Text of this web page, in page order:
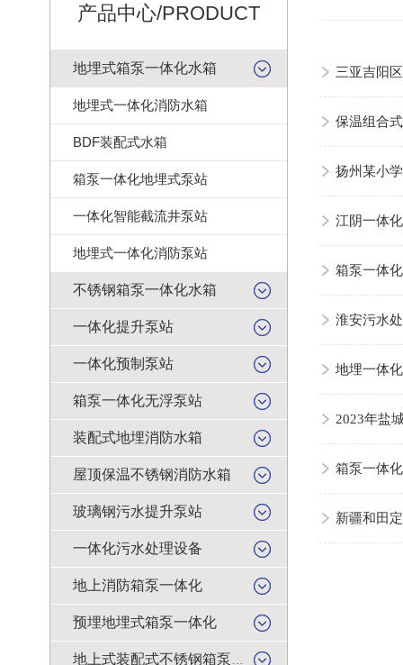
产品中心/PRODUCT
地埋式箱泵一体化水箱
地埋式一体化消防水箱
BDF装配式水箱
箱泵一体化地埋式泵站
一体化智能截流井泵站
地埋式一体化消防泵站
不锈钢箱泵一体化水箱
一体化提升泵站
一体化预制泵站
箱泵一体化无浮泵站
装配式地埋消防水箱
屋顶保温不锈钢消防水箱
玻璃钢污水提升泵站
一体化污水处理设备
地上消防箱泵一体化
预埋地埋式箱泵一体化
三亚吉阳
保温组合
扬州某小
江阴一体
箱泵一体
淮安污水
地埋一体
2023年盐
箱泵一体
新疆和田